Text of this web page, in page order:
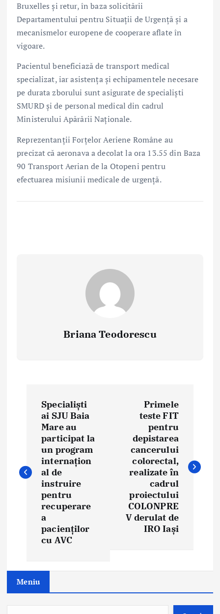
Bruxelles și retur, în baza solicitării
Departamentului pentru Situații de Urgență și a
mecanismelor europene de cooperare aflate în
vigoare.
Pacientul beneficiază de transport medical
specializat, iar asistența și echipamentele necesare
pe durata zborului sunt asigurate de specialiști
SMURD și de personal medical din cadrul
Ministerului Apărării Naționale.
Reprezentanții Forțelor Aeriene Române au
precizat că aeronava a decolat la ora 13.55 din Baza
90 Transport Aerian de la Otopeni pentru
efectuarea misiunii medicale de urgență.
Briana Teodorescu
n
a
t
i
Specialiști
ai SJU Baia
Mare au
participat la
un program
internațion
al de
instruire
pentru
recuperare
a
pacienților
cu AVC
Primele
teste FIT
pentru
depistarea
cancerului
colorectal,
realizate în
cadrul
proiectului
COLONPRE
V derulat de
IRO Iași
Meniu